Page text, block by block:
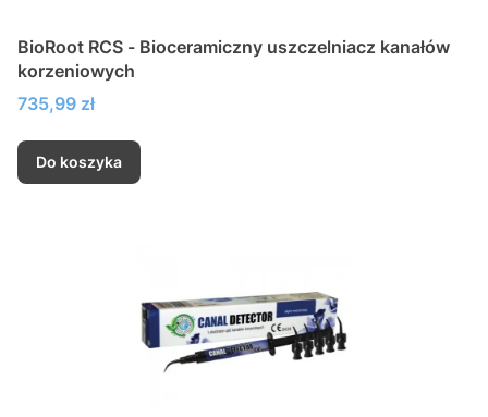
BioRoot RCS - Bioceramiczny uszczelniacz kanałów
korzeniowych
Cena
735,99 zł
Do koszyka